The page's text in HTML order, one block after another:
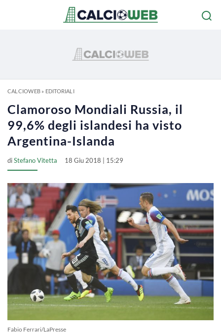
CALCIOWEB» EDITORIALI
Clamoroso Mondiali Russia, il
99,6% degli islandesi ha visto
Argentina-Islanda
diStefano Vitetta 18 Giu 2018 | 15:29
Fabio Ferrari/LaPresse